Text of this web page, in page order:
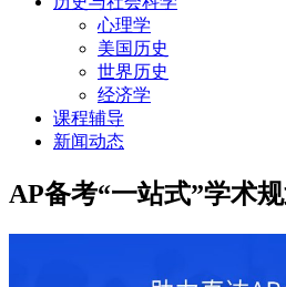
心理学
美国历史
世界历史
经济学
课程辅导
新闻动态
AP备考“一站式”学术